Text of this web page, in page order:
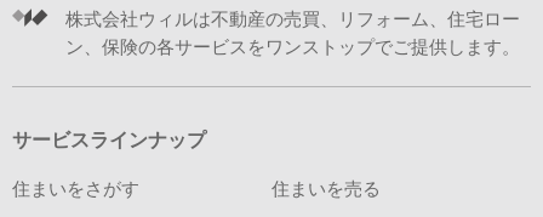
株式会社ウィルは不動産の売買、リフォーム、住宅ロー
ン、保険の各サービスをワンストップでご提供します。
サービスラインナップ
住まいをさがす 住まいを売る